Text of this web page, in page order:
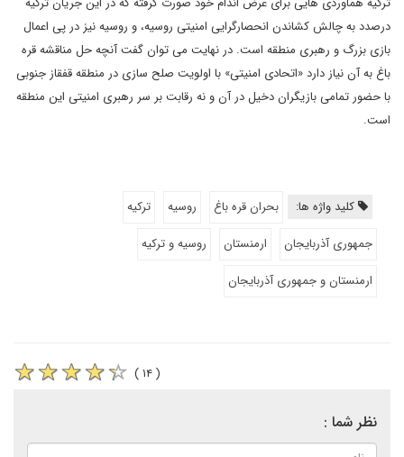
درصدد به چالش کشاندن انحصارگرایی امنیتی روسیه، و روسیه نیز در پی اعمال
بازی بزرگ و رهبری منطقه است. در نهایت می توان گفت آنچه حل مناقشه قره
باغ به آن نیاز دارد «اتحادی امنیتی» با اولویت صلح سازی در منطقه قفقاز جنوبی
با حضور تمامی بازیگران دخیل در آن و نه رقابت بر سر رهبری امنیتی این منطقه
است.
کلید واژه ها: بحران قره باغ روسیه
ترکیه
جمهوری آذربایجان
ارمنستان
روسیه و ترکیه
ارمنستان و جمهوری آذربایجان
( ۱۴ )
نظر شما :